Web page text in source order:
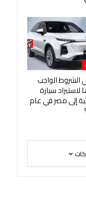
الواجب
لاستيراد سيارة
إلى مصر في عام